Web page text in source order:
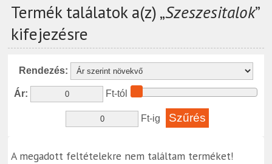
Termék találatok a(z) „Szeszesitalok”
kifejezésre
Rendezés:
Ár: Ft-tól
Ft-ig
A megadott feltételekre nem találtam terméket!